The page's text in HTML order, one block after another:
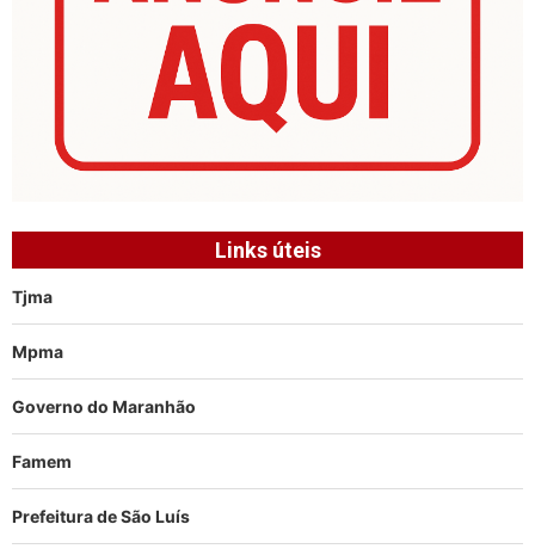
Links úteis
Tjma
Mpma
Governo do Maranhão
Famem
Prefeitura de São Luís